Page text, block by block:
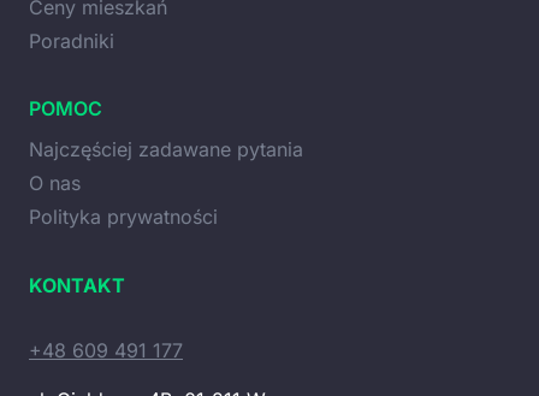
Ceny mieszkań
Poradniki
POMOC
Najczęściej zadawane pytania
O nas
Polityka prywatności
KONTAKT
+48 609 491 177